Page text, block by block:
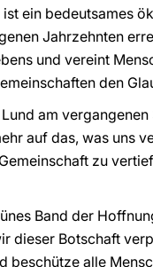
ein bedeutsames
Jahrzehnten
und vereint
den
am
auf das, was uns
zu
Band der
dieser Botschaft
beschütze alle